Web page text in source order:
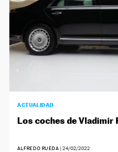
ACTUALIDAD
Los coches de Vladimir
ALFREDO RUEDA | 24/02/2022